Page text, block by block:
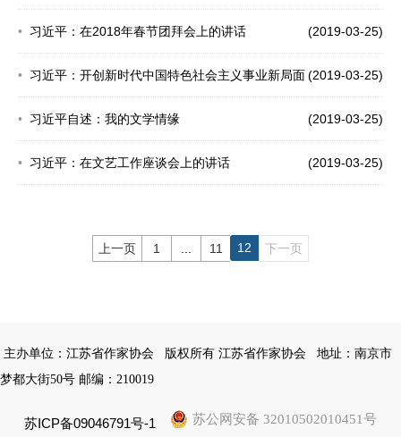
(2019-03-25)
习近平：在2018年春节团拜会上的讲话
(2019-03-25)
习近平：开创新时代中国特色社会主义事业新局面
(2019-03-25)
习近平自述：我的文学情缘
(2019-03-25)
习近平：在文艺工作座谈会上的讲话
上一页 1 11 12 下一页
主办单位：江苏省作家协会 版权所有 江苏省作家协会
地址：南京市
梦都大街50号 邮编：210019
苏ICP备09046791号-1 苏公网安备 32010502010451号